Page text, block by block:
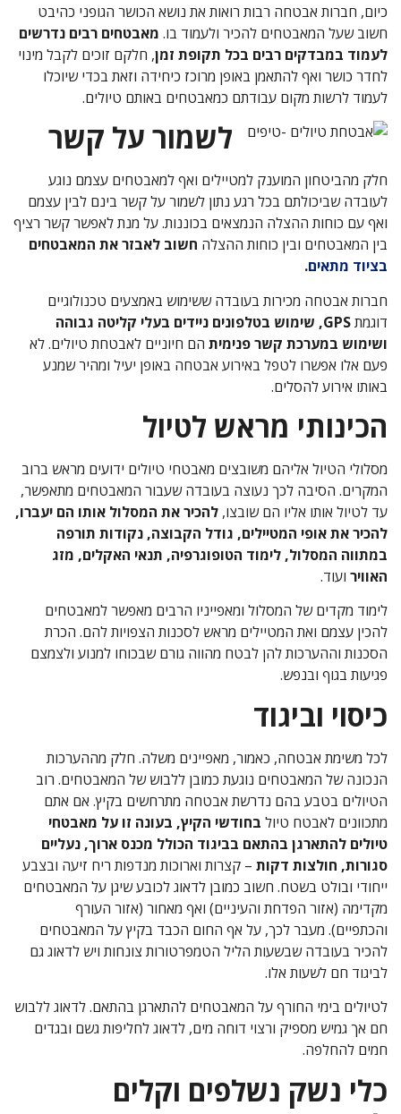
כיום, חברות אבטחה רבות רואות את נושא הכושר הגופני כהיבט
חשוב שעל המאבטחים להכיר ולעמוד בו. מאבטחים רבים נדרשים
לעמוד במבדקים רבים בכל תקופת זמן, חלקם זוכים לקבל מינוי
לחדר כושר ואף להתאמן באופן מרוכז כיחידה וזאת בכדי שיוכלו
לעמוד לרשות מקום עבודתם כמאבטחים באותם טיולים.
לשמור על קשר
חלק מהביטחון המוענק למטיילים ואף למאבטחים עצמם נוגע
לעובדה שביכולתם בכל רגע נתון לשמור על קשר בינם לבין עצמם
ואף עם כוחות ההצלה הנמצאים בכוננות. על מנת לאפשר קשר רציף
בין המאבטחים ובין כוחות ההצלה חשוב לאבזר את המאבטחים
בציוד מתאים.
חברות אבטחה מכירות בעובדה ששימוש באמצעים טכנולוגיים
דוגמת
GPS, שימוש בטלפונים ניידים בעלי קליטה גבוהה
ושימוש במערכת קשר פנימית הם חיוניים לאבטחת טיולים. לא
פעם אלו אפשרו לטפל באירוע אבטחה באופן יעיל ומהיר שמנע
באותו אירוע להסלים.
הכינותי מראש לטיול
מסלולי הטיול אליהם משובצים מאבטחי טיולים ידועים מראש ברוב
המקרים. הסיבה לכך נעוצה בעובדה שעבור המאבטחים מתאפשר,
עד לטיול אותו אליו הם שובצו, להכיר את המסלול אותו הם יעברו,
להכיר את אופי המטיילים, גודל הקבוצה, נקודות תורפה
במתווה המסלול, לימוד הטופוגרפיה, תנאי האקלים, מזג
האוויר ועוד.
לימוד מקדים של המסלול ומאפייניו הרבים מאפשר למאבטחים
להכין עצמם ואת המטיילים מראש לסכנות הצפויות להם. הכרת
הסכנות וההערכות להן לבטח מהווה גורם שבכוחו למנוע ולצמצם
פגיעות בגוף ובנפש.
כיסוי וביגוד
לכל משימת אבטחה, כאמור, מאפיינים משלה. חלק מההערכות
הנכונה של המאבטחים נוגעת כמובן ללבוש של המאבטחים. רוב
הטיולים בטבע בהם נדרשת אבטחה מתרחשים בקיץ. אם אתם
מתכוונים לאבטח טיול בחודשי הקיץ, בעונה זו על מאבטחי
טיולים להתארגן בהתאם בביגוד הכולל מכנס ארוך, נעליים
סגורות, חולצות דקות – קצרות וארוכות מנדפות ריח זיעה ובצבע
ייחודי ובולט בשטח. חשוב כמובן לדאוג לכובע שיגן על המאבטחים
מקדימה (אזור הפדחת והעיניים) ואף מאחור (אזור העורף
והכתפיים). מעבר לכך, על אף החום הכבד בקיץ על המאבטחים
להכיר בעובדה שבשעות הליל הטמפרטורות צונחות ויש לדאוג גם
לביגוד חם לשעות אלו.
לטיולים בימי החורף על המאבטחים להתארגן בהתאם. לדאוג ללבוש
חם אך גמיש מספיק ורצוי דוחה מים, לדאוג לחליפות גשם ובגדים
חמים להחלפה.
כלי נשק נשלפים וקלים